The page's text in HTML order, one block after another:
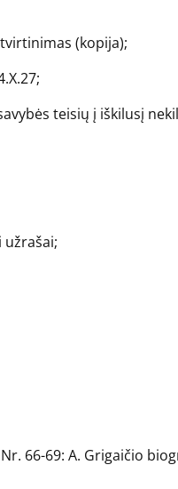
(kopija);
teisių į iškilusį
užrašai;
66-69: A. Grigaičio